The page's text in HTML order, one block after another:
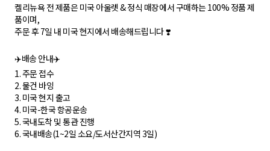
켈리뉴욕 전 제품은 미국 아울렛 & 정식 매장에서 구매하는 100% 정품 제
품이며,
주문 후 7일 내 미국 현지에서 배송해드립니다 ❣️
✈️배송 안내✈️
1. 주문 접수
2. 물건 바잉
3. 미국 현지 출고
4. 미국-한국 항공운송
5. 국내도착 및 통관 진행
6. 국내배송(1~2일 소요/도서산간지역 3일)